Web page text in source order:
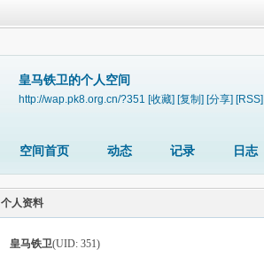
皇马铁卫的个人空间
http://wap.pk8.org.cn/?351 [收藏] [复制] [分享] [RSS]
空间首页 动态 记录 日志
个人资料
皇马铁卫(UID: 351)